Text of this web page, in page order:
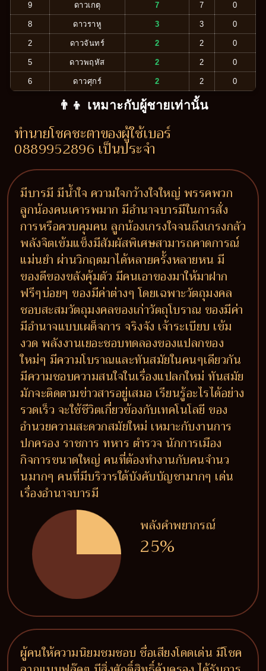
9 ดาวเกตุ 7 7 0
8 ดาวราหู 3 3 0
2 ดาวจันทร์ 2 2 0
5 ดาวพฤหัส 2 2 0
6 ดาวศุกร์ 2 2 0
👨‍👦 เหมาะกับผู้ชายเท่านั้น
ทำนายโชคชะตาของผู้ใช้เบอร์
0889952896 เป็นประจำ
มีบารมี มีน้ำใจ ความใจกว้างใจใหญ่ พรรคพวก
ลูกน้องคนเคารพมาก มีอำนาจบารมีในการสั่ง
การหรือควบคุมคน ลูกน้องเกรงใจจนถึงเกรงกลัว
พลังจิตเข้มแข็งมีสัมผัสพิเศษสามารถคาดการณ์
แม่นยำ ผ่านวิกฤตมาได้หลายครั้งหลายหน มี
ของดีของขลังคุ้มตัว มีคนเอาของมาให้มาฝาก
ฟรีๆบ่อยๆ ของมีค่าต่างๆ โดยเฉพาะวัตถุมงคล
ชอบสะสมวัตถุมงคลของเก่าวัตถุโบราณ ของมีค่า
มีอำนาจแบบเผด็จการ จริงจัง เจ้าระเบียบ เข้ม
งวด พลังงานเยอะชอบทดลองของแปลกของ
ใหม่ๆ มีความโบราณและทันสมัยในคนๆเดียวกัน
มีความชอบความสนใจในเรื่องแปลกใหม่ ทันสมัย
มักจะติดตามข่าวสารอยู่เสมอ เรียนรู้อะไรได้อย่าง
รวดเร็ว จะใช้ชีวิตเกี่ยวข้องกับเทคโนโลยี ของ
อำนวยความสะดวกสมัยใหม่ เหมาะกับงานการ
ปกครอง ราชการ ทหาร ตำรวจ นักการเมือง
กิจการขนาดใหญ่ คนที่ต้องทำงานกับคนจำนว
นมากๆ คนที่มีบริวารใต้บังคับบัญชามากๆ เด่น
เรื่องอำนาจบารมี
พลังคำพยากรณ์
25%
ผู้คนให้ความนิยมชมชอบ ชื่อเสียงโดดเด่น มีโชค